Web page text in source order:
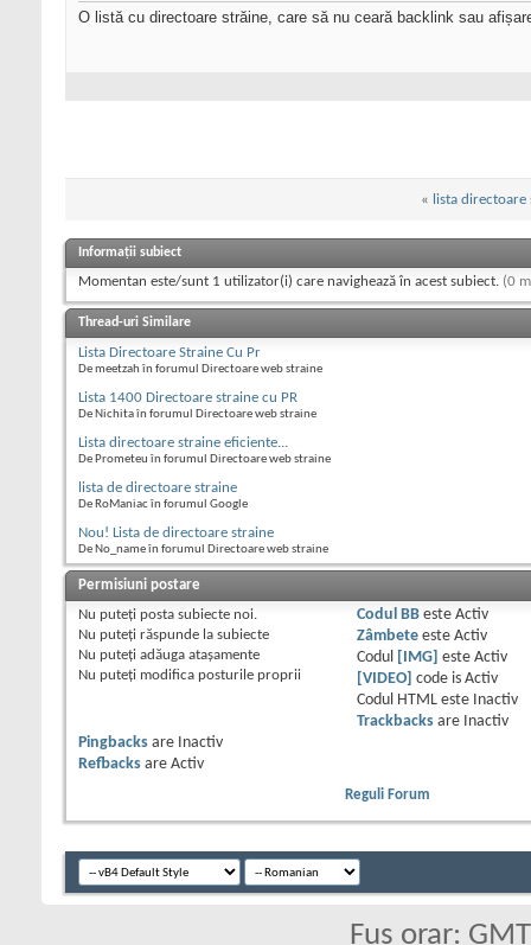
O listă cu directoare străine, care să nu ceară backlink sau
« lista directoare
Informații subiect
Momentan este/sunt 1 utilizator(i) care navighează în acest subiect. (0
Thread-uri Similare
Lista Directoare Straine Cu Pr
De meetzah în forumul Directoare web straine
Lista 1400 Directoare straine cu PR
De Nichita în forumul Directoare web straine
Lista directoare straine eficiente...
De Prometeu în forumul Directoare web straine
lista de directoare straine
De RoManiac în forumul Google
Nou! Lista de directoare straine
De No_name în forumul Directoare web straine
Permisiuni postare
Nu puteţi posta subiecte noi.
Nu puteţi răspunde la subiecte
Nu puteţi adăuga ataşamente
Nu puteţi modifica posturile proprii
Codul BBeste Activ
Zâmbeteeste Activ
Codul
[IMG] este Activ
[VIDEO] code is Activ
Codul HTML este
Inactiv
Trackbacksare
Inactiv
Pingbacks are
Inactiv
Refbacks are Activ
Reguli Forum
Fus orar: